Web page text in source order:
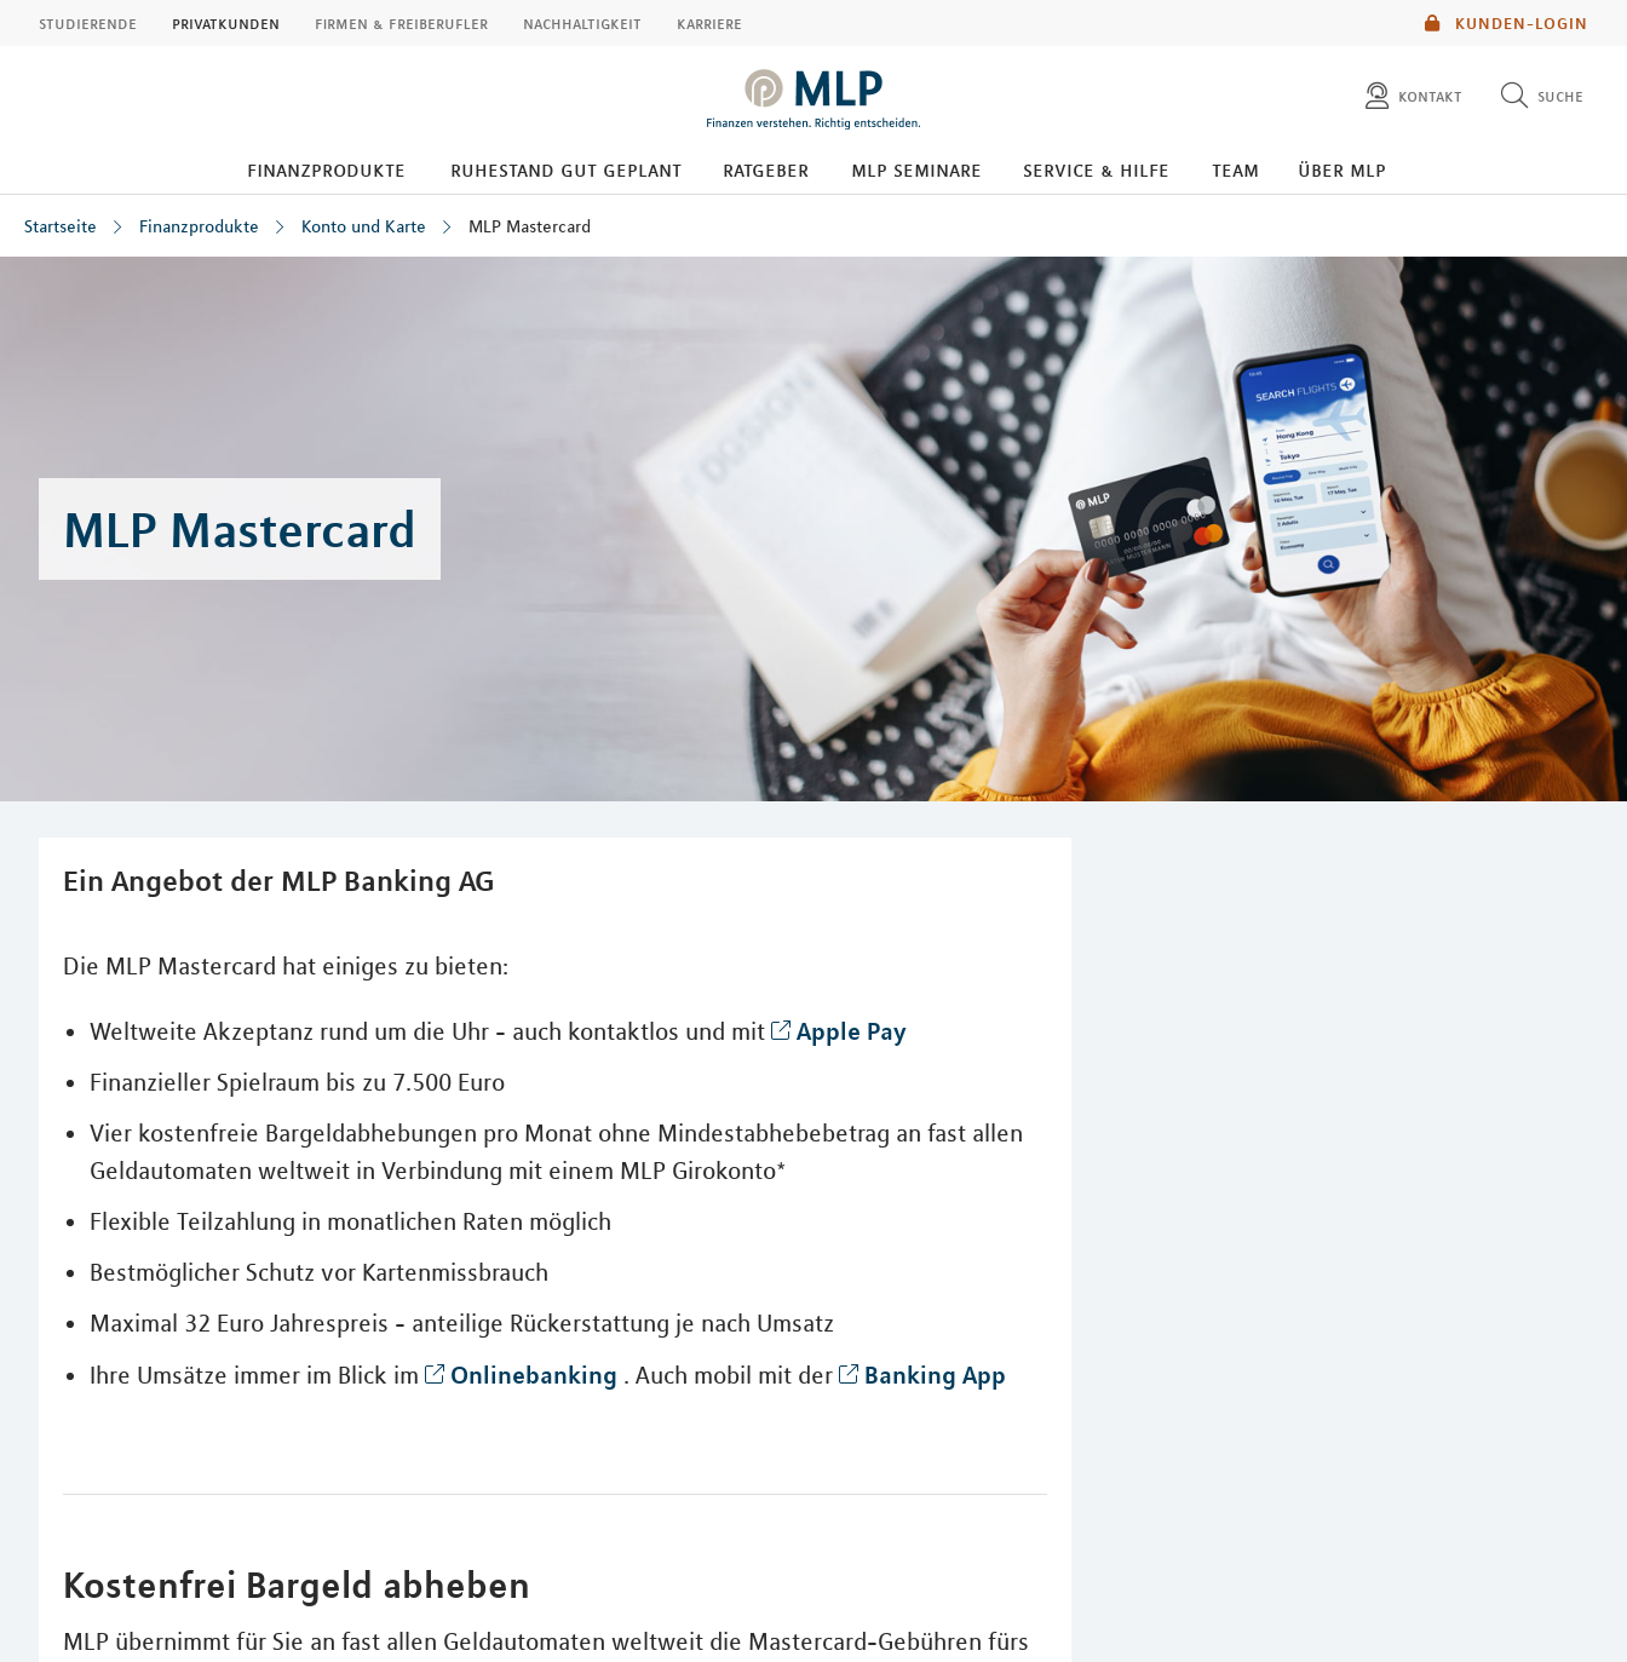
KUNDEN-LOGIN
studierende privatkunden firmen & freiberufler nachhaltigkeit karriere
kontakt suche
diese website durchsuchen
finanzprodukte ruhestand gut geplant ratgeber mlp seminare service & hilfe team über mlp
Startseite Finanzprodukte Konto und Karte MLP Mastercard
MLP Mastercard
Ein Angebot der MLP Banking AG
Die MLP Mastercard hat einiges zu bieten:
Weltweite Akzeptanz rund um die Uhr - auch kontaktlos und mit Apple Pay
Finanzieller Spielraum bis zu 7.500 Euro
Vier kostenfreie Bargeldabhebungen pro Monat ohne Mindestabhebebetrag an fast allen
Geldautomaten weltweit in Verbindung mit einem MLP Girokonto*
Flexible Teilzahlung in monatlichen Raten möglich
Bestmöglicher Schutz vor Kartenmissbrauch
Maximal 32 Euro Jahrespreis - anteilige Rückerstattung je nach Umsatz
Ihre Umsätze immer im Blick im
Onlinebanking . Auch mobil mit der Banking App
Kostenfrei Bargeld abheben
MLP übernimmt für Sie an fast allen Geldautomaten weltweit die Mastercard-Gebühren fürs